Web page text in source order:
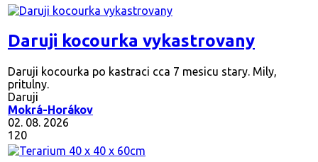
Daruji kocourka vykastrovany
Daruji kocourka po kastraci cca 7 mesicu stary. Mily,
pritulny.
Daruji
Mokrá-Horákov
02. 08. 2026
120